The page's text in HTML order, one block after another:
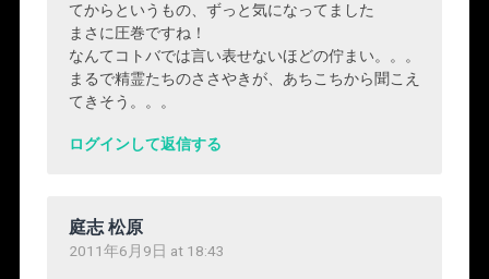
てからというもの、ずっと気になってました
まさに圧巻ですね！
なんてコトバでは言い表せないほどの佇まい。。。
まるで精霊たちのささやきが、あちこちから聞こえ
てきそう。。。
ログインして返信する
庭志 松原
2011年6月9日 at 18:43